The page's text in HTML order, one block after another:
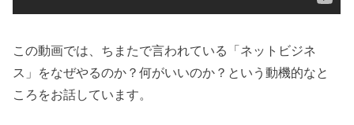
この動画では、ちまたで言われている「ネットビジネ
ス」をなぜやるのか？何がいいのか？という動機的なと
ころをお話しています。